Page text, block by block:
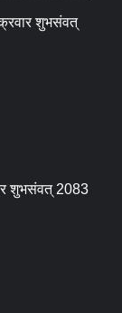
शुभसंवत्
आज का पंचांग: आज दिनांक 6 अगस्त 2026 गुरुवार शुभसंवत् 2083